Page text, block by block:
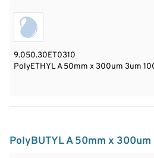
9.050.30ET0310
PolyETHYL A 50mm x 300um 3um
PolyBUTYL A 50mm x